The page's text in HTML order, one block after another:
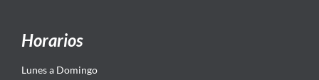
Horarios
Lunes a Domingo